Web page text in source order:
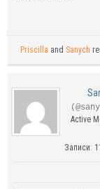
Priscilla and Sanych
Active
Записи: 11